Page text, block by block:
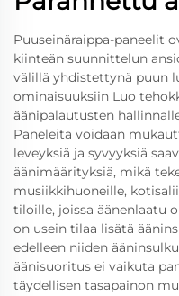
Puuseinäraippa-paneelit
kiinteän suunnittelun
välillä yhdistettynä puun
ominaisuuksiin Luo
äänipalautusten
Paneleita voidaan
leveyksiä ja syvyyksiä
äänimäärityksiä, mikä
musiikkihuoneille,
tiloille, joissa äänenlaatu
on usein tilaa lisätä
edelleen niiden
äänisuoritus ei vaikuta
täydellisen tasapainon